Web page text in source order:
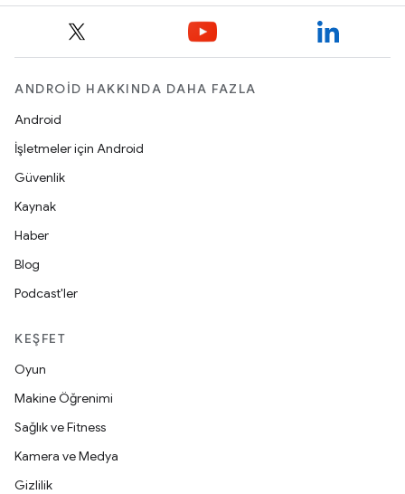
ANDROID HAKKINDA DAHA FAZLA
Android
İşletmeler için Android
Güvenlik
Kaynak
Haber
Blog
Podcast'ler
KEŞFET
Oyun
Makine Öğrenimi
Sağlık ve Fitness
Kamera ve Medya
Gizlilik